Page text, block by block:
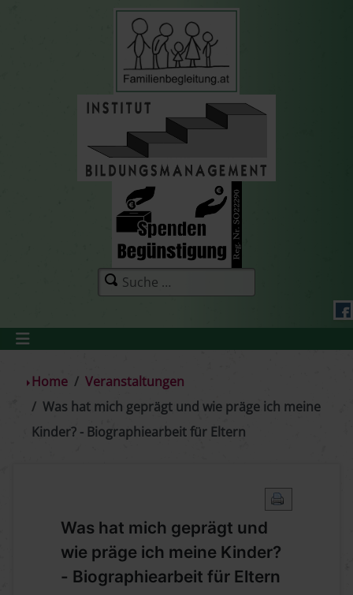
Home
Veranstaltungen
Was hat mich geprägt und wie präge ich meine
Kinder? - Biographiearbeit für Eltern
Was hat mich geprägt und
wie präge ich meine Kinder?
- Biographiearbeit für Eltern